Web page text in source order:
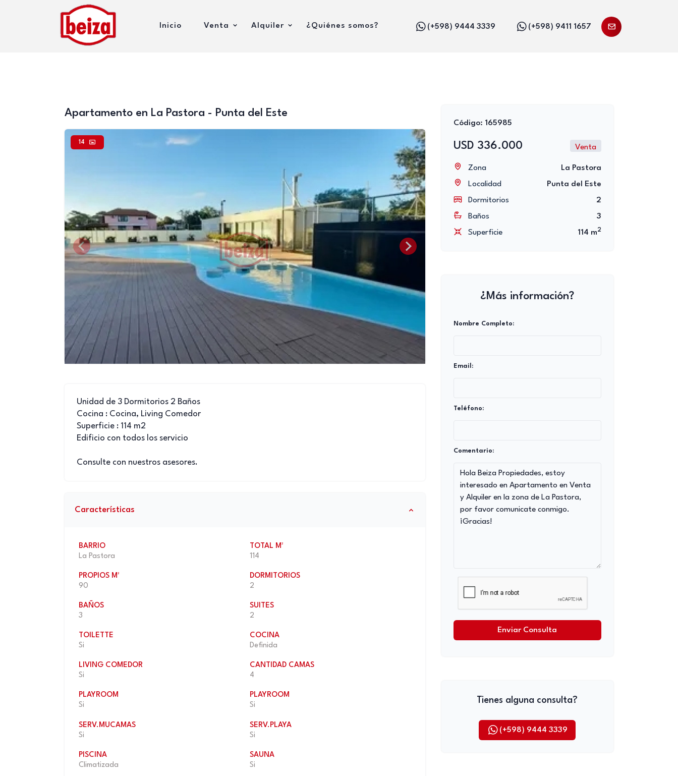
(+598) 9444 3339 (+598) 9411 1657
Inicio Venta Alquiler ¿Quiénes somos?
Apartamento en La Pastora - Punta del Este
14
Unidad de 3 Dormitorios 2 Baños
Cocina : Cocina, Living Comedor
Superficie : 114 m2
Edificio con todos los servicio
Consulte con nuestros asesores.
Características
BARRIO
La Pastora
TOTAL M²
114
PROPIOS M²
90
DORMITORIOS
2
BAÑOS
3
SUITES
2
TOILETTE
Si
COCINA
Definida
LIVING COMEDOR
Si
CANTIDAD CAMAS
4
PLAYROOM
Si
PLAYROOM
Si
SERV.MUCAMAS
Si
SERV.PLAYA
Si
PISCINA
Climatizada
SAUNA
Si
Código: 165985
USD 336.000 Venta
Zona
La Pastora
Localidad
Punta del Este
Dormitorios
2
Baños
3
Superficie
114 m2
¿Más información?
Nombre Completo:
Email:
Teléfono:
Comentario:
Enviar Consulta
Tienes alguna consulta?
(+598) 9444 3339